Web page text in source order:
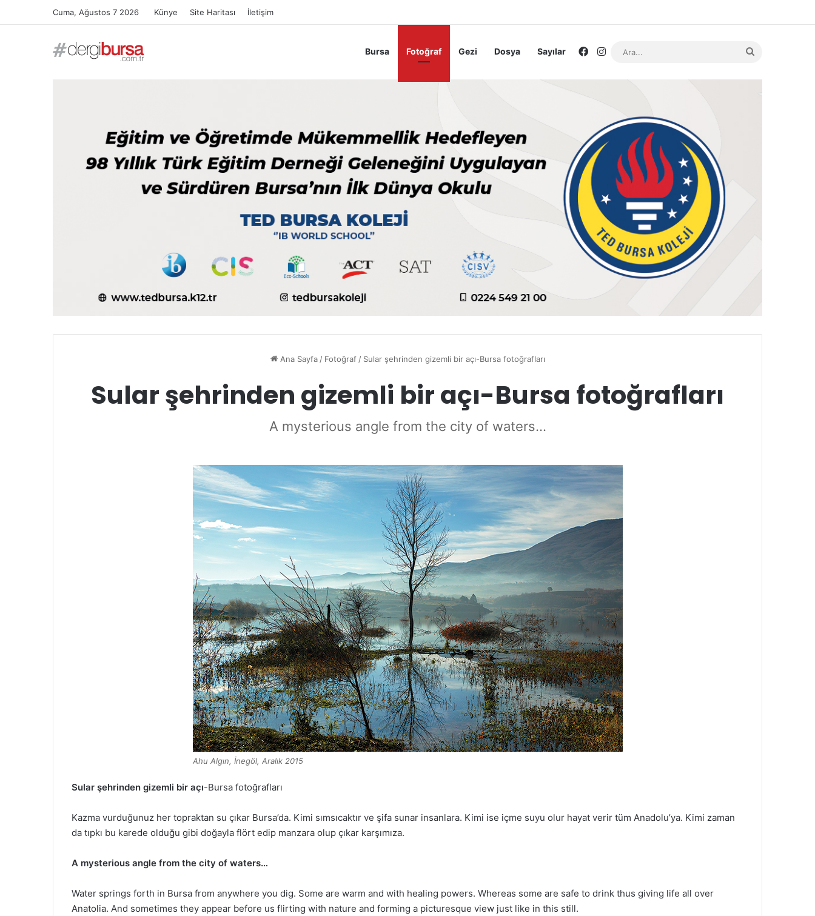
Cuma, Ağustos 7 2026 Künye Site Haritası İletişim
Bursa Fotoğraf Gezi Dosya Sayılar Facebook
Instagram
Ana Sayfa / Fotoğraf / Sular şehrinden gizemli bir açı-Bursa fotoğrafları
Sular şehrinden gizemli bir açı-Bursa fotoğrafları
A mysterious angle from the city of waters…
Ahu Algın, İnegöl, Aralık 2015
Sular şehrinden gizemli bir açı-Bursa fotoğrafları
Kazma vurduğunuz her topraktan su çıkar Bursa’da. Kimi sımsıcaktır ve şifa sunar insanlara. Kimi ise içme suyu olur hayat verir tüm Anadolu’ya. Kimi zaman
da tıpkı bu karede olduğu gibi doğayla flört edip manzara olup çıkar karşımıza.
A mysterious angle from the city of waters…
Water springs forth in Bursa from anywhere you dig. Some are warm and with healing powers. Whereas some are safe to drink thus giving life all over
Anatolia. And sometimes they appear before us flirting with nature and forming a picturesque view just like in this still.